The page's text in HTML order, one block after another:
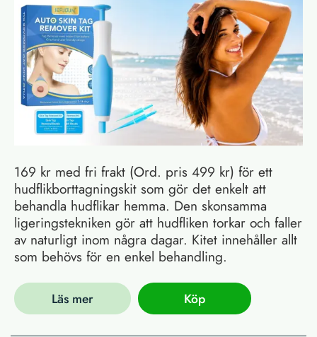
169 kr med fri frakt (Ord. pris 499 kr) för ett
hudflikborttagningskit som gör det enkelt att
behandla hudflikar hemma. Den skonsamma
ligeringstekniken gör att hudfliken torkar och faller
av naturligt inom några dagar. Kitet innehåller allt
som behövs för en enkel behandling.
Läs mer Köp